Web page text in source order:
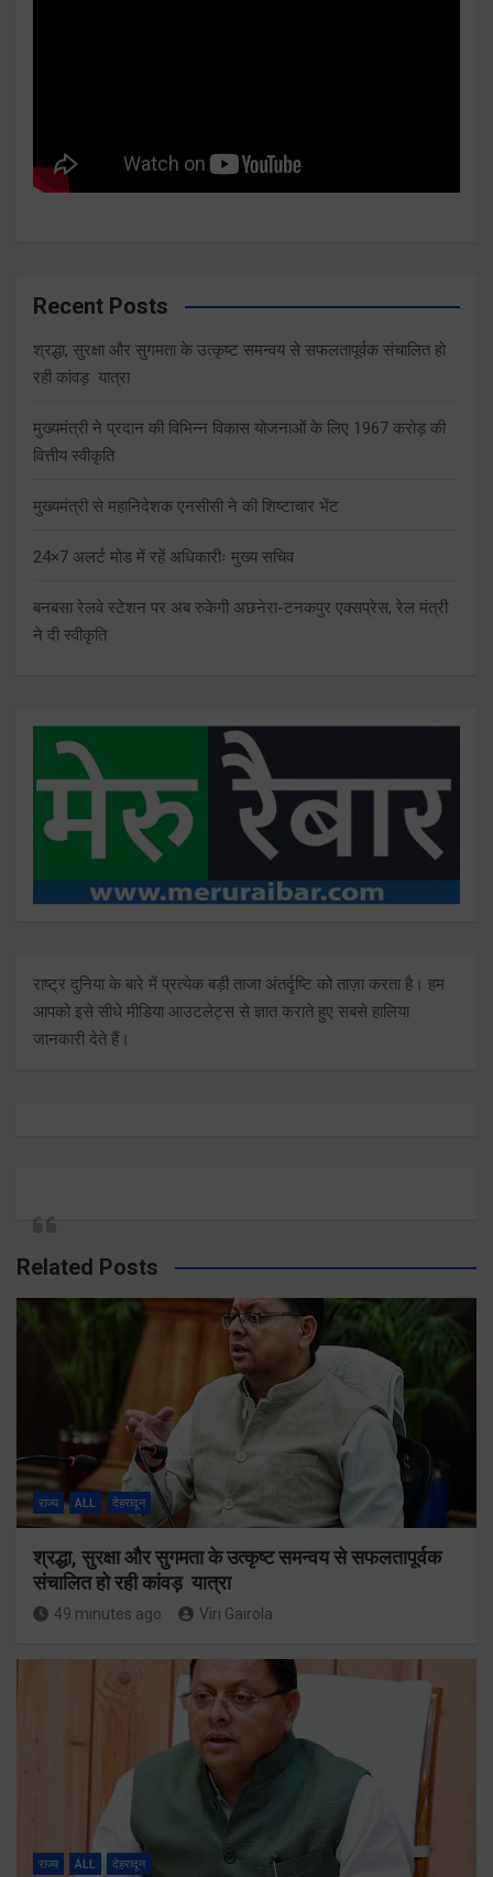
Recent Posts
श्रद्धा, सुरक्षा और सुगमता के उत्कृष्ट समन्वय से सफलतापूर्वक संचालित हो
रही कांवड़ यात्रा
मुख्यमंत्री ने प्रदान की विभिन्न विकास योजनाओं के लिए 1967 करोड़ की
वित्तीय स्वीकृति
मुख्यमंत्री से महानिदेशक एनसीसी ने की शिष्टाचार भेंट
24×7 अलर्ट मोड में रहें अधिकारीः मुख्य सचिव
बनबसा रेलवे स्टेशन पर अब रुकेगी अछनेरा-टनकपुर एक्सप्रेस, रेल मंत्री
ने दी स्वीकृति
राष्ट्र दुनिया के बारे में प्रत्येक बड़ी ताजा अंतर्दृष्टि को ताज़ा करता है। हम
आपको इसे सीधे मीडिया आउटलेट्स से ज्ञात कराते हुए सबसे हालिया
जानकारी देते हैं।
Related Posts
राज्य ALL देहरादून
श्रद्धा, सुरक्षा और सुगमता के उत्कृष्ट समन्वय से सफलतापूर्वक
संचालित हो रही कांवड़ यात्रा
49 minutes ago Viri Gairola
राज्य ALL देहरादून